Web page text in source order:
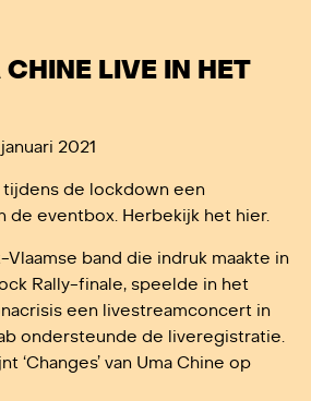
LIVE IN HET
2021
tijdens de lockdown een
de eventbox. Herbekijk het hier.
Vlaamse band die indruk maakte in
Rally-finale, speelde in het
een livestreamconcert in
ondersteunde de liveregistratie.
‘Changes’ van Uma Chine op